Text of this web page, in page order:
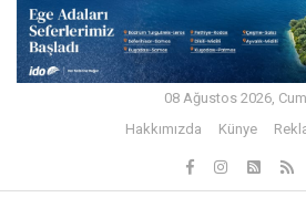
08 Ağustos 2026,
Hakkımızda
Künye